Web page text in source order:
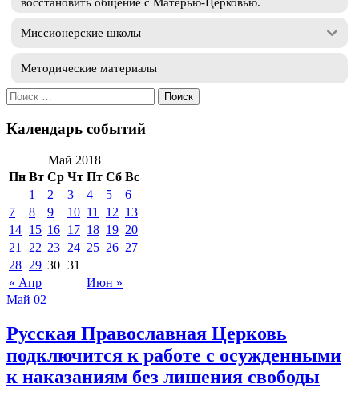
восстановить общение с Матерью-Церковью.
Миссионерские школы
Методические материалы
Искать:
Календарь событий
Май 2018
Пн Вт Ср Чт Пт Сб Вс
« Апр Июн »
1 2 3 4 5
6
7
8 9 10 11 12 13
14 15 16 17 18 19 20
21
22 23 24 25 26 27
28 29 30 31
Май 02
Русская Православная Церковь
подключится к работе с осужденными
к наказаниям без лишения свободы